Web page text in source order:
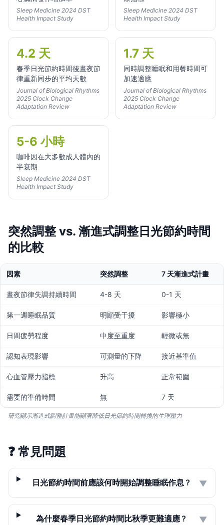
Sleep Medicine 2024 DST
Health Impact Study
Sleep Medicine 2024 DST
Health Impact Study
4.2 天
春季日光節約時間後晝夜節
律重新同步的平均天數
Journal of Biological Rhythms
2025 Clock Change
Adaptation Review
1.7 天
同時調整睡眠和用餐時間可
加速適應
Journal of Biological Rhythms
2025 Clock Change
Adaptation Review
5-6 小時
咖啡因在大多數成人體內的
半衰期
Sleep Medicine 2024 DST
Health Impact Study
突然調整 vs. 漸進式調整日光節約時間
的比較
因素 突然調整 7 天漸進式計畫
晝夜節律失調持續時間 4-8 天 0-1 天
第一週睡眠品質 明顯受干擾 影響極小
日間疲勞程度 中度至重度 輕微或無
認知表現影響 可測量的下降 接近基準值
心血管壓力指標 升高 正常範圍
需要的準備時間 無 7 天
研究顯示漸進式調整計畫能顯著降低日光節約時間轉換的生理壓力
❓ 常見問題
日光節約時間前應該何時開始調整睡眠作息？ ▼
為什麼春季日光節約時間比秋季更難適應？ ▼